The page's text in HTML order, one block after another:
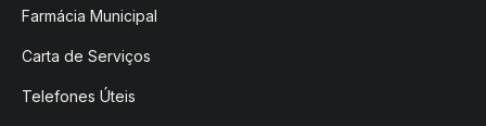
Farmácia Municipal
Carta de Serviços
Telefones Úteis